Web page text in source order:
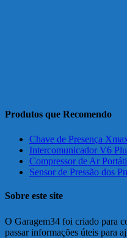
Produtos que Recomendo
Chave de Presença
Intercomunicador V6
Compressor de Ar
Sensor de Pressão dos
Sobre este site
O Garagem34 foi criado para
passar informações úteis para